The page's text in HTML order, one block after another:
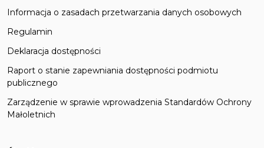
Informacja o zasadach przetwarzania danych osobowych
Regulamin
Deklaracja dostępności
Raport o stanie zapewniania dostępności podmiotu
publicznego
Zarządzenie w sprawie wprowadzenia Standardów Ochrony
Małoletnich